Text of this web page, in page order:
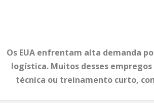
Os EUA enfrentam alta demanda
logística. Muitos desses
técnica ou treinamento curto,